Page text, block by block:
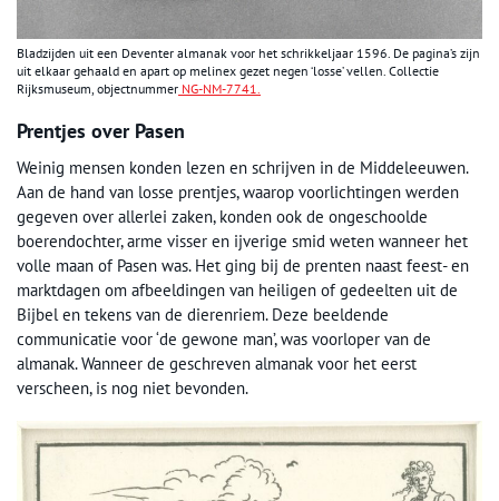
Bladzijden uit een Deventer almanak voor het schrikkeljaar 1596. De pagina’s zijn
uit elkaar gehaald en apart op melinex gezet negen ‘losse’ vellen. Collectie
Rijksmuseum, objectnummer NG-NM-7741.
Prentjes over Pasen
Weinig mensen konden lezen en schrijven in de Middeleeuwen.
Aan de hand van losse prentjes, waarop voorlichtingen werden
gegeven over allerlei zaken, konden ook de ongeschoolde
boerendochter, arme visser en ijverige smid weten wanneer het
volle maan of Pasen was. Het ging bij de prenten naast feest- en
marktdagen om afbeeldingen van heiligen of gedeelten uit de
Bijbel en tekens van de dierenriem. Deze beeldende
communicatie voor ‘de gewone man’, was voorloper van de
almanak. Wanneer de geschreven almanak voor het eerst
verscheen, is nog niet bevonden.